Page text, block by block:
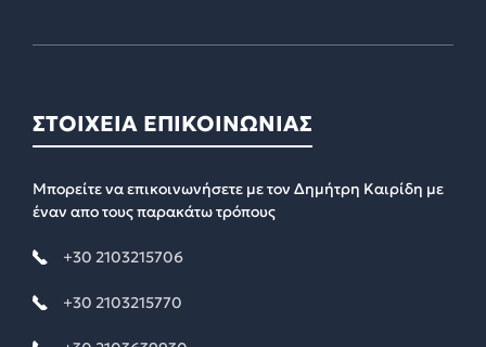
ΣΤΟΙΧΕΙΑ ΕΠΙΚΟΙΝΩΝΙΑΣ
Μπορείτε να επικοινωνήσετε με τον Δημήτρη Καιρίδη με
έναν απο τους παρακάτω τρόπους
+30 2103215706
+30 2103215770